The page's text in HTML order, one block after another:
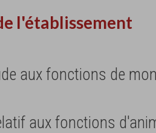
l'établissement
aux fonctions de
aux fonctions